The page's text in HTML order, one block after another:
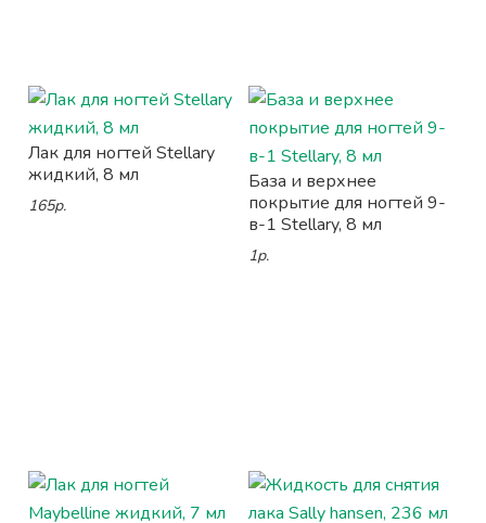
Лак для ногтей Stellary
жидкий, 8 мл
165р.
База и верхнее
покрытие для ногтей 9-
в-1 Stellary, 8 мл
1р.